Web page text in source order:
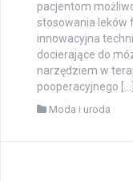
pacjentom
stosowania leków
innowacyjna
docierające do
narzędziem w
pooperacyjnego […]
Moda i uroda